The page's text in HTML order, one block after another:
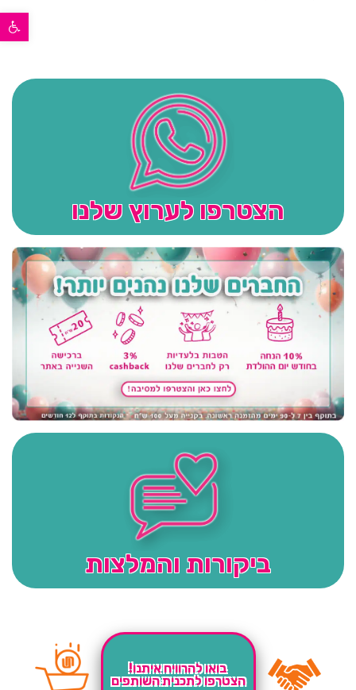
פתח סרגל נגישות
הצטרפו לערוץ שלנו
ביקורות והמלצות
בואו להרוויח איתנו!
הצטרפו לתכנית השותפים